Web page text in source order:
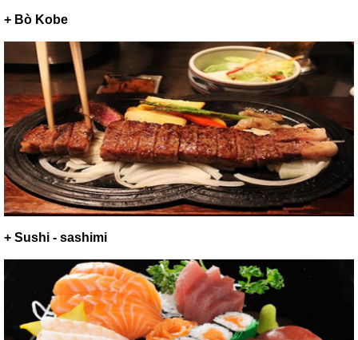
+ Bò Kobe
+ Sushi - sashimi